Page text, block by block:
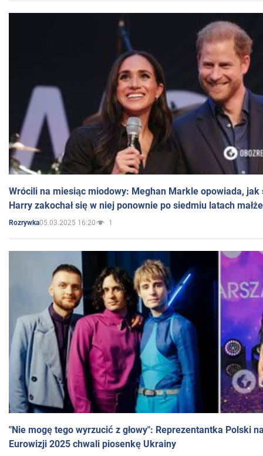
Wrócili na miesiąc miodowy: Meghan Markle opowiada, jak
Harry zakochał się w niej ponownie po siedmiu latach
Rozrywka05.03.2025 16:20 1
"Nie mogę tego wyrzucić z głowy": Reprezentantka Polski
Eurowizji 2025 chwali piosenkę Ukrainy